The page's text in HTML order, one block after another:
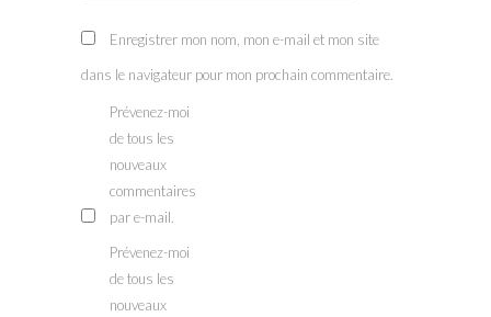
Enregistrer mon nom, mon e-mail et mon site
dans le navigateur pour mon prochain commentaire.
Prévenez-moi
de tous les
nouveaux
commentaires
par e-mail.
Prévenez-moi
de tous les
nouveaux